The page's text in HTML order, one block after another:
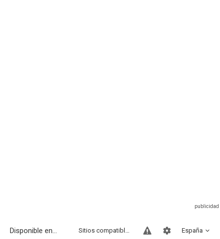
Disponible en... España
Sitios compatibles